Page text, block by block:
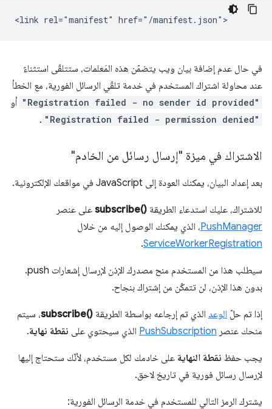
في حال عدم إضافة بيان ويب يتضمّن هذه المَعلمات، ستتلقّى استثناءً
عند محاولة اشتراك المستخدم في خدمة تلقّي الرسائل الفورية، مع الخطأ
"Registration failed - no sender id provided" أو
"Registration failed - permission denied"
.
الاشتراك في ميزة "إرسال رسائل من الخادم"
بعد إعداد البيان، يمكنك العودة إلى JavaScript في مواقعك الإلكترونية.
للاشتراك، عليك استدعاء الطريقة subscribe()‎ على عنصر
PushManager، الذي يمكنك الوصول إليه من خلال
ServiceWorkerRegistration
.
سيطلب هذا من المستخدم منح مصدرك الإذن لإرسال إشعارات push.
بدون هذا الإذن، لن تتمكّن من إشتراك بنجاح.
إذا تم حلّ الوعد الذي تم إرجاعه بواسطة الطريقة subscribe()‎، سيتم
منحك عنصر PushSubscription الذي سيحتوي على نقطة نهاية.
يجب حفظ نقطة النهاية على خادمك لكل مستخدم، لأنّك ستحتاج إليها
لإرسال رسائل فورية في تاريخ لاحق.
يشترك الرمز التالي للمستخدم في خدمة الرسائل الفورية: